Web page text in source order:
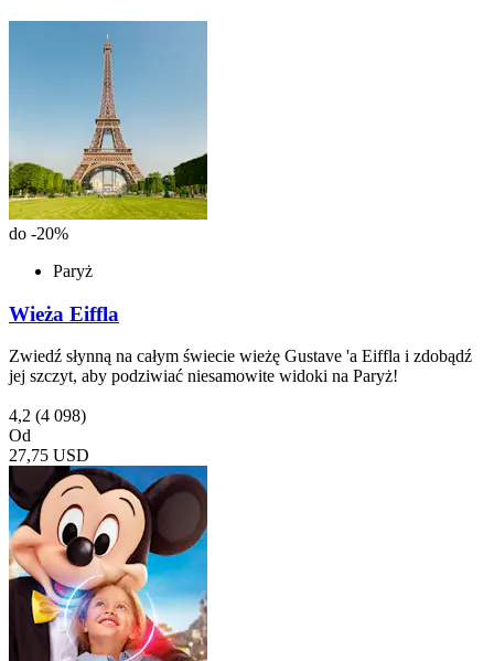
do -20%
Paryż
Wieża Eiffla
Zwiedź słynną na całym świecie wieżę Gustave 'a Eiffla i zdobądź
jej szczyt, aby podziwiać niesamowite widoki na Paryż!
4,2 (4 098)
Od
27,75 USD